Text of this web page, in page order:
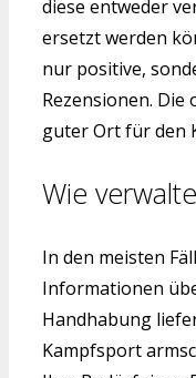
diese entweder
ersetzt werden
nur positive,
Rezensionen. Die
guter Ort für den
Wie
In den meisten
Informationen
Handhabung
Kampfsport